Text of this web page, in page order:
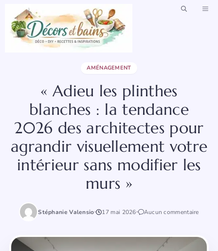
contenu
AMÉNAGEMENT
« Adieu les plinthes
blanches : la tendance
2026 des architectes pour
agrandir visuellement votre
intérieur sans modifier les
murs »
Stéphanie Valensio 17 mai 2026 Aucun commentaire